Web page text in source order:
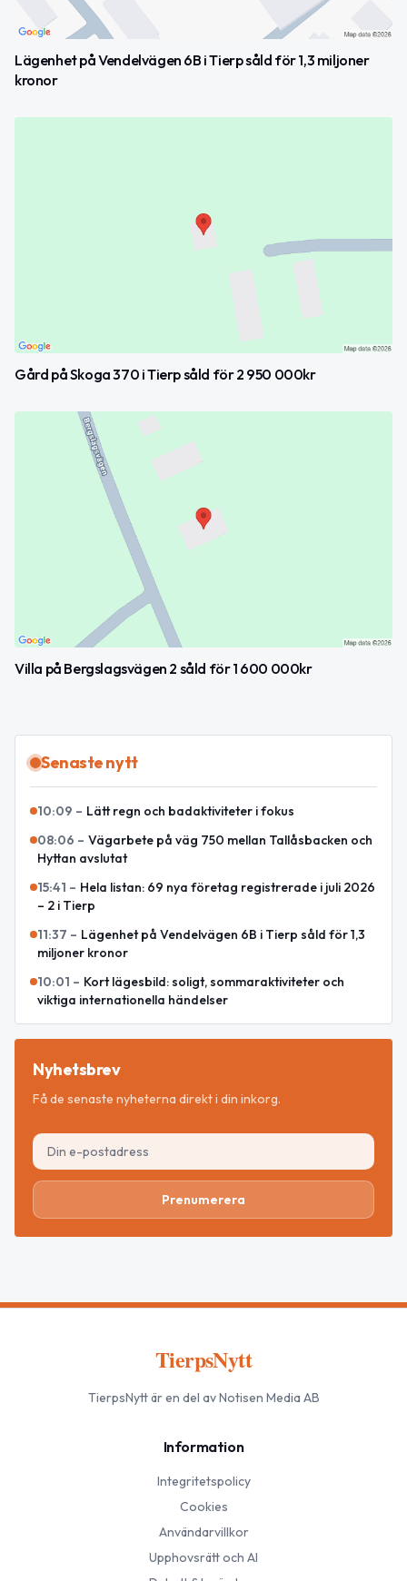
Lägenhet på Vendelvägen 6B i Tierp såld för 1,3 miljoner
kronor
Gård på Skoga 370 i Tierp såld för 2 950 000kr
Villa på Bergslagsvägen 2 såld för 1 600 000kr
Senaste nytt
10:09 – Lätt regn och badaktiviteter i fokus
08:06 – Vägarbete på väg 750 mellan Tallåsbacken och
Hyttan avslutat
15:41 – Hela listan: 69 nya företag registrerade i juli 2026
– 2 i Tierp
11:37 – Lägenhet på Vendelvägen 6B i Tierp såld för 1,3
miljoner kronor
10:01 – Kort lägesbild: soligt, sommaraktiviteter och
viktiga internationella händelser
Nyhetsbrev
Få de senaste nyheterna direkt i din inkorg.
Prenumerera
TierpsNytt
TierpsNyttär en del av Notisen Media AB
Information
Integritetspolicy
Cookies
Användarvillkor
Upphovsrätt och AI